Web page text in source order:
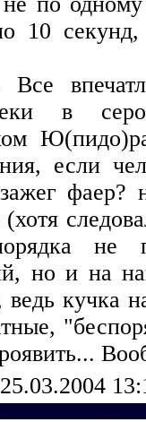
10
в
если
фаер?
(хотя
не
но и на
ведь кучка
25.03.2004